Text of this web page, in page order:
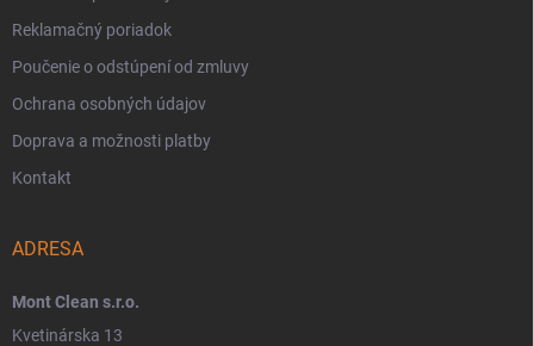
Reklamačný poriadok
Poučenie o odstúpení od zmluvy
Ochrana osobných údajov
Doprava a možnosti platby
Kontakt
ADRESA
Mont Clean s.r.o.
Kvetinárska 13